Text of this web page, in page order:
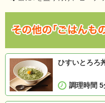
ひすいとろろ
調理時間 5